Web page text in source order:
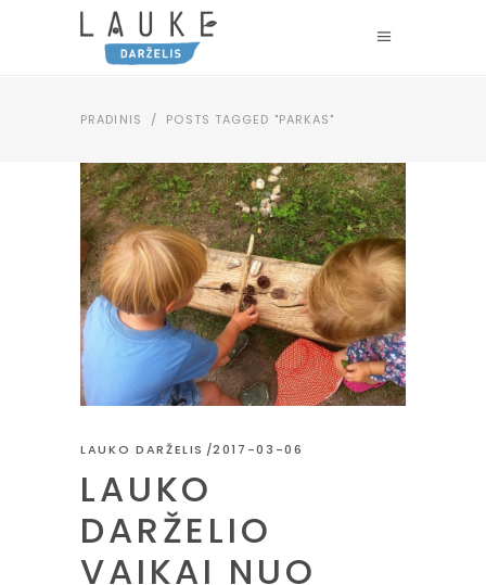
PRADINIS / POSTS TAGGED "PARKAS"
LAUKO DARŽELIS 2017-03-06
LAUKO
DARŽELIO
VAIKAI NUO